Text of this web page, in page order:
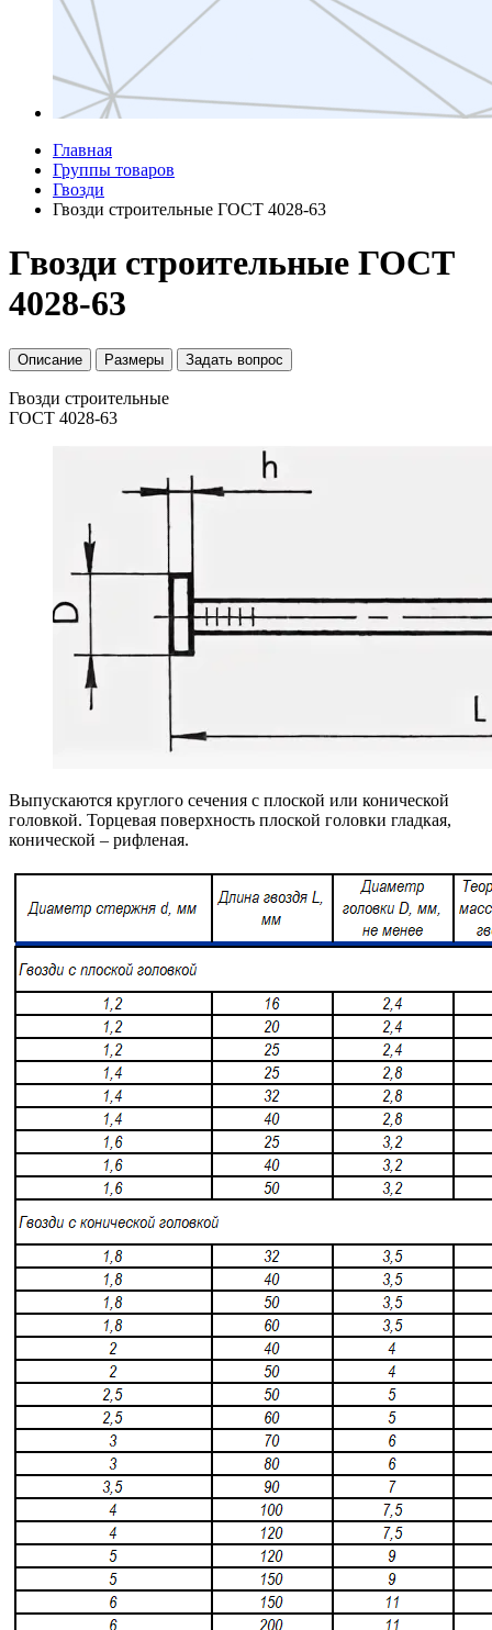
Главная
Группы товаров
Гвозди
Гвозди строительные ГОСТ 4028-63
Гвозди строительные ГОСТ
4028-63
Описание Размеры Задать вопрос
Гвозди строительные
ГОСТ 4028-63
Выпускаются круглого сечения с плоской или конической
головкой. Торцевая поверхность плоской головки гладкая,
конической – рифленая.